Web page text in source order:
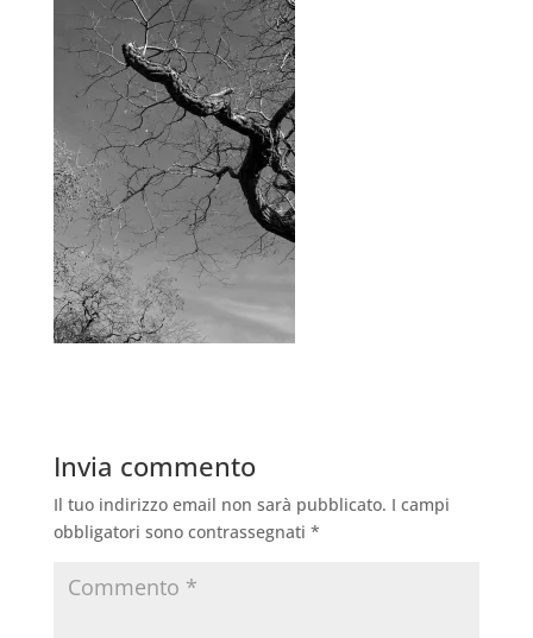
Invia commento
Il tuo indirizzo email non sarà pubblicato. I campi
obbligatori sono contrassegnati *